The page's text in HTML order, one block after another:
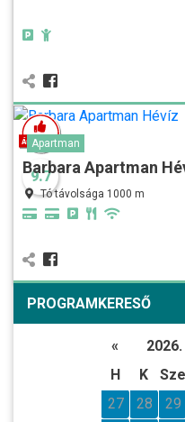
9.7
Apartman
Barbara Apartman
Tó távolsága 1000 m
PROGRAMKERESŐ
«
H
K Sze
27
28 29